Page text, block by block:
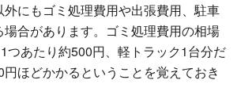
外にもゴミ処理費用や出張費用、駐車
合があります。ゴミ処理費用の相場
つあたり約500円、軽トラック1台分だ
ほどかかるということを覚えておき